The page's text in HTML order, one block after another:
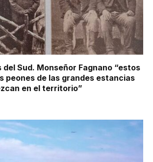
del Sud. Monseñor Fagnano “estos
peones de las grandes estancias
en el territorio”